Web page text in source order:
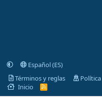
Español (ES)
Términos y reglas
Inicio
R
S